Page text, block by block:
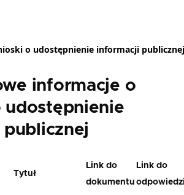
o udostępnienie informacji publicznej
informacje o
udostępnienie
rosnąco
Tytuł
Link do
dokumentu
Link do